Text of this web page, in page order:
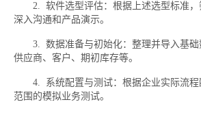
2. 软件选型评估：根据上述选型标准，
深入沟通和产品演示。
3. 数据准备与初始化：整理并导入基础
供应商、客户、期初库存等。
4. 系统配置与测试：根据企业实际流程
范围的模拟业务测试。